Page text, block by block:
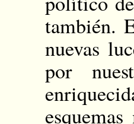
también.
nuevas
por